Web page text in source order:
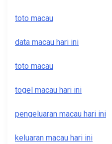
toto macau
data macau hari ini
toto macau
togel macau hari ini
pengeluaran macau hari ini
keluaran macau hari ini